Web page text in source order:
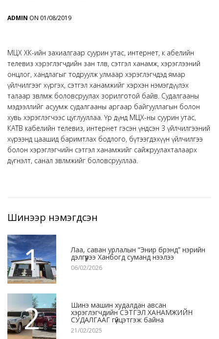
ADMIN ON 01/08/2019
МЦХ ХК-ийн захиалгаар суурин утас, интернет, к абелийн
телевиз хэрэглэгчдийн зан төлөв, сэтгэл ханамж, хэрэглээний
онцлог, хандлагыг тодруулж улмаар хэрэглэгчдэд ямар
үйлчилгээг хүргэх, сэтгэл ханамжийг хэрхэн нэмэгдүүлэх
талаар зөвлөмж боловсруулах зорилготой байв. Судалгааны
мэдээллийг асуумж судалгааны аргаар байгууллагын болон
хувь хэрэглэгчээс цуглууллаа. Үр дүнд МЦХ-ны суурин утас,
КАТВ кабелийн телевиз, интернет гэсэн үндсэн 3 үйлчилгээний
хүрээнд цаашид баримтлах бодлого, бүтээгдэхүүн үйлчилгээ
болон хэрэглэгчийн сэтгэл ханамжийг сайжруулахталаарх
дүгнэлт, санал зөвлөмжийг боловсрууллаа.
Шинээр нэмэгдсэн
1 Лаа, саван урлалын “Энир брэнд” нэрийн
дэлгүүрээ Ханбогд суманд нээлээ
06/02/2026
2 Шинэ машин худалдан авсан
хэрэглэгчдийн СЭТГЭЛ ХАНАМЖИЙН
СУДАЛГААГ гүйцэтгэж байна
21/02/2025